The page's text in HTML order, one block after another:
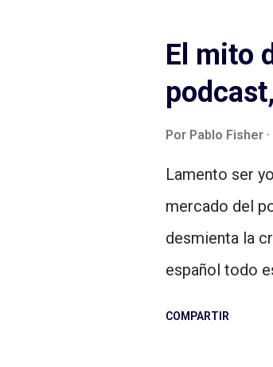
El mito
Por Pablo Fisher
Lamento ser
mercado del
desmienta la
español todo
COMPARTIR